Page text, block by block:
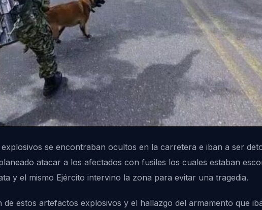
se encontraban ocultos en la carretera e iban a ser
atacar a los afectados con fusiles los cuales estaban
y el mismo Ejército intervino la zona para evitar una tragedia.
de estos artefactos explosivos y el hallazgo del armamento que